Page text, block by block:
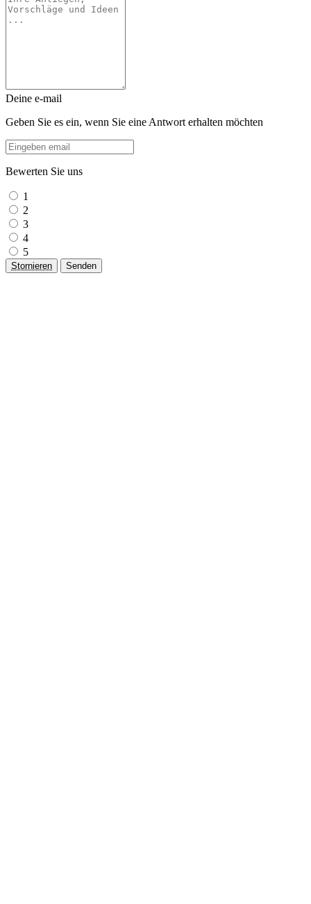
Deine e-mail
Geben Sie es ein, wenn Sie eine Antwort erhalten möchten
Bewerten Sie uns
1
2
3
4
5
Stornieren Senden